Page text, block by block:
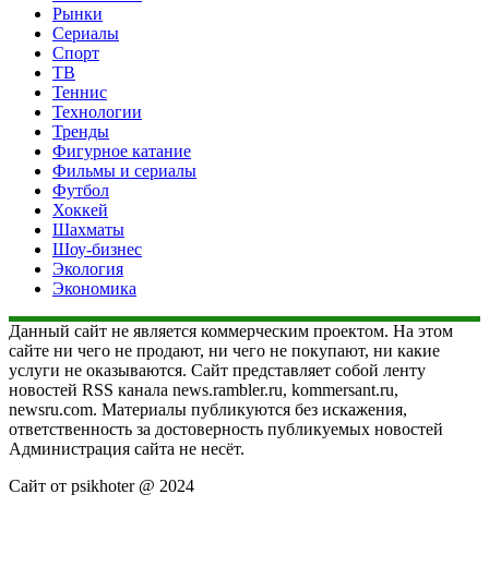
Рынки
Сериалы
Спорт
ТВ
Теннис
Технологии
Тренды
Фигурное катание
Фильмы и сериалы
Футбол
Хоккей
Шахматы
Шоу-бизнес
Экология
Экономика
Данный сайт не является коммерческим проектом. На этом
сайте ни чего не продают, ни чего не покупают, ни какие
услуги не оказываются. Сайт представляет собой ленту
новостей RSS канала news.rambler.ru, kommersant.ru,
newsru.com. Материалы публикуются без искажения,
ответственность за достоверность публикуемых новостей
Администрация сайта не несёт.
Сайт от psikhoter @ 2024